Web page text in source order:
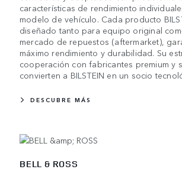
características de rendimiento
modelo de vehículo. Cada producto
diseñado tanto para equipo original
mercado de repuestos (aftermarket),
máximo rendimiento y durabilidad. Su
cooperación con fabricantes premium y
convierten a BILSTEIN en un socio
DESCUBRE MÁS
BELL & ROSS